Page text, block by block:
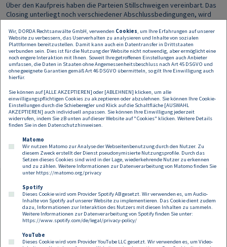
Über den Kaufpreis haben die Parteien Stillschweigen vereinbart. Das
Closing unterliegt noch verschiedener Abschlussbedingungen, wird
Über Eastern Property Holdings
Eastern Property Holdings ist eine an der SIX-Börse notierte
Investmentgesellschaft. Das Unternehmen verfügt über ein
umfangreiches Immobilienportfolio mit einem Gesamtwert von rund
der Investmentstrategie, Werte und Cashflows zu stabilisieren,
investiert das Unternehmen derzeit ausschließlich in Westeuropa. EPH
wird von Valartis International Ltd. verwaltet, einer hundertprozentigen
Tochtergesellschaft der Valartis Group AG.
Footer
Kontakt Datenschutz
Impressum
Compliance
Cookies
Wir, DORDA Rechtsanwälte GmbH, verwenden Cookies, um Ihre Erfahrungen auf unserer
Website zu verbessern, das Userverhalten zu analysieren und Inhalte von sozialen
Plattformen bereitzustellen. Damit kann auch ein Datentransfer in Drittstaaten
verbunden sein. Dies ist für die Nutzung der Website nicht notwendig, aber ermöglicht eine
noch engere Interaktion mit Ihnen. Soweit Ihre getroffenen Einstellungen auch Anbieter
umfassen, die Daten in Staaten ohne Angemessenheitsbeschluss nach Art 45 DSGVO und
ohne geeignete Garantien gemäß Art 46 DSGVO übermitteln, so gilt Ihre Einwilligung auch
hierfür.
Sie können auf [ALLE AKZEPTIEREN] oder [ABLEHNEN] klicken, um alle
einwilligungspflichtigen Cookies zu akzeptieren oder abzulehnen. Sie können Ihre Cookie-
Einstellungen durch die Schieberegler und Klick auf die Schaltfläche [AUSWAHL
AKZEPTIEREN] auch individuell anpassen. Sie können Ihre Einwilligung jederzeit
widerrufen, indem Sie zB unten auf dieser Website auf "Cookies" klicken. Weitere Details
finden Sie in den Datenschutzhinweisen.
Matomo
Wir nutzen Matomo zur Analyse der Webseitenbenutzung durch den Nutzer. Zu
diesem Zweck erstellt der Dienst pseudonymisierte Nutzungsprofile. Durch das
Setzen dieses Cookies sind wird in der Lage, wiederkehrende Nutzer zu erkennen
und zu zählen. Weitere Informationen zur Datenverarbeitung von Matomo finden Sie
unter https://matomo.org/privacy
Spotify
Dieses Cookie wird vom Provider Spotify AB gesetzt. Wir verwenden es, um Audio-
Inhalte von Spotify auf unserer Website zu implementieren. Das Cookie dient zudem
dazu, Informationen zur Interaktion des Nutzers mit diesen Inhalten zu sammeln.
Weitere Informationen zur Datenverarbeitung von Spotify finden Sie unter:
https://www.spotify.com/de/legal/privacy-policy/
YouTube
Dieses Cookie wird vom Provider YouTube LLC gesetzt. Wir verwenden es, um Video-